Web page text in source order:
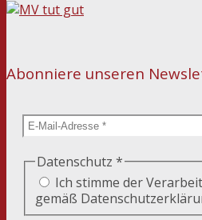
Abonniere unseren
Datenschutz *
Ich stimme der
gemäß